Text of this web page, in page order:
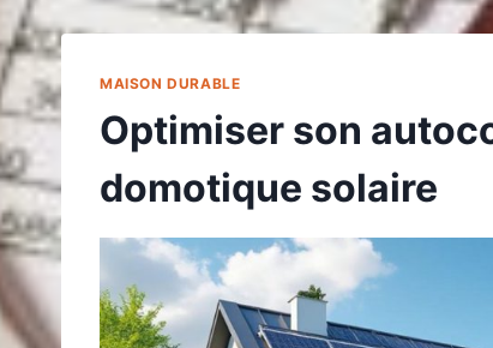
MAISON DURABLE
Optimiser son
domotique solaire